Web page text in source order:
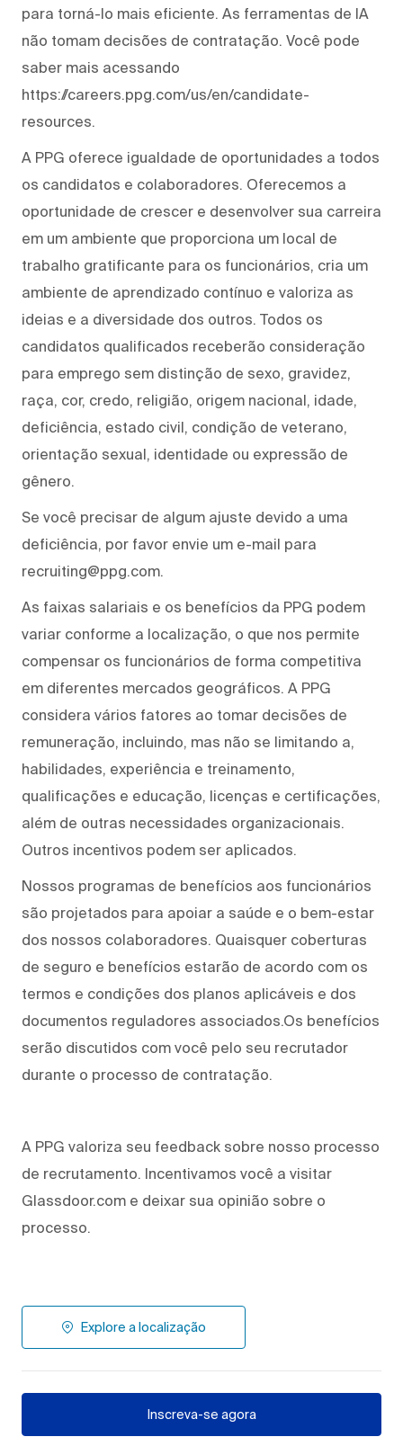
para torná-lo mais eficiente. As ferramentas de IA
não tomam decisões de contratação. Você pode
saber mais acessando
https://careers.ppg.com/us/en/candidate-
resources.
A PPG oferece igualdade de oportunidades a todos
os candidatos e colaboradores. Oferecemos a
oportunidade de crescer e desenvolver sua carreira
em um ambiente que proporciona um local de
trabalho gratificante para os funcionários, cria um
ambiente de aprendizado contínuo e valoriza as
ideias e a diversidade dos outros. Todos os
candidatos qualificados receberão consideração
para emprego sem distinção de sexo, gravidez,
raça, cor, credo, religião, origem nacional, idade,
deficiência, estado civil, condição de veterano,
orientação sexual, identidade ou expressão de
gênero.
Se você precisar de algum ajuste devido a uma
deficiência, por favor envie um e-mail para
recruiting@ppg.com.
As faixas salariais e os benefícios da PPG podem
variar conforme a localização, o que nos permite
compensar os funcionários de forma competitiva
em diferentes mercados geográficos. A PPG
considera vários fatores ao tomar decisões de
remuneração, incluindo, mas não se limitando a,
habilidades, experiência e treinamento,
qualificações e educação, licenças e certificações,
além de outras necessidades organizacionais.
Outros incentivos podem ser aplicados.
Nossos programas de benefícios aos funcionários
são projetados para apoiar a saúde e o bem-estar
dos nossos colaboradores. Quaisquer coberturas
de seguro e benefícios estarão de acordo com os
termos e condições dos planos aplicáveis e dos
documentos reguladores associados.Os benefícios
serão discutidos com você pelo seu recrutador
durante o processo de contratação.
A PPG valoriza seu feedback sobre nosso processo
de recrutamento. Incentivamos você a visitar
Glassdoor.com e deixar sua opinião sobre o
processo.
Explore a localização
Inscreva-se agora